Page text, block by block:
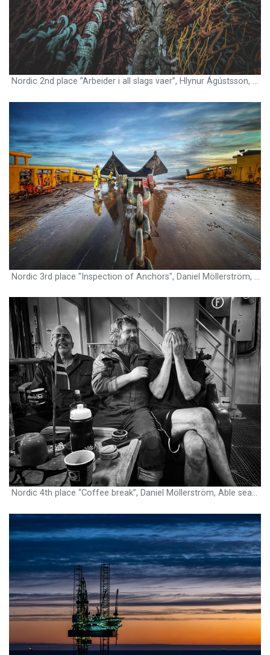
Nordic 2nd place ”Arbeider i all slags vaer”, Hlynur Ágústsson, Able seaman, Stern trawler Þórunn Sveinsdóttir, Iceland
Nordic 3rd place "Inspection of Anchors", Daniel Möllerström, Able seaman, Njord Viking, Norway
Nordic 4th place “Coffee break”, Daniel Möllerström, Able seaman, Njord Viking, Norway